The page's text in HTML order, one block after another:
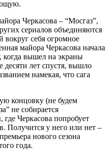
Черкасова – “Мосгаз”,
сериалов объединяются
себя огромное
майора Черкасова начала
когда вышел на экраны
десяти лет спустя, вышло
намекая, что сага
концовку (не будем
не собирается
где Черкасова попробует
Получится у него или нет –
нового сезона
года.